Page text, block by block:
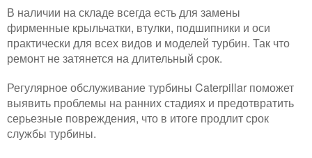
В наличии на складе всегда есть для замены
фирменные крыльчатки, втулки, подшипники и оси
практически для всех видов и моделей турбин. Так что
ремонт не затянется на длительный срок.
Регулярное обслуживание турбины Caterpillar поможет
выявить проблемы на ранних стадиях и предотвратить
серьезные повреждения, что в итоге продлит срок
службы турбины.